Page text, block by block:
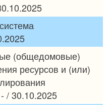
(общедомовые)
ресурсов и (или)
/ 30.10.2025